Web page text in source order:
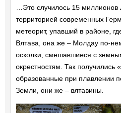
…Это случилось 15 миллионов
территорией современных
метеорит, упавший в районе,
Влтава, она же – Молдау по-
осколки, смешавшиеся с
окрестностям. Так получились
образованные при плавлении
Земли, они же – влтавины.